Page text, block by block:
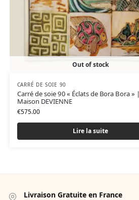
Out of stock
CARRÉ DE SOIE 90
Carré de soie 90 « Éclats de Bora Bora » |
Maison DEVIENNE
€575.00
Lire la suite
Livraison Gratuite en France